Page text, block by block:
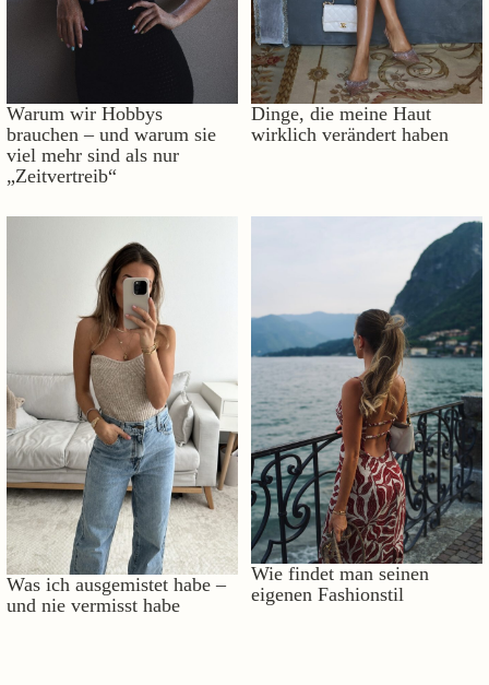
Warum wir Hobbys
brauchen – und warum sie
viel mehr sind als nur
„Zeitvertreib“
Dinge, die meine Haut
wirklich verändert haben
Was ich ausgemistet habe –
und nie vermisst habe
Wie findet man seinen
eigenen Fashionstil